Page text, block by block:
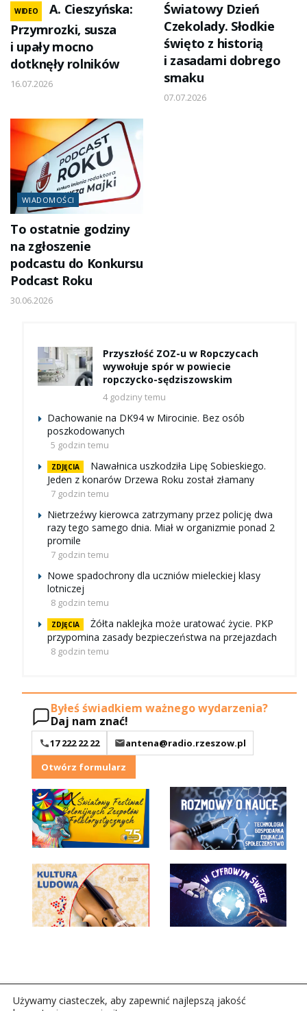
WIDEO
A. Cieszyńska:
Przymrozki, susza
i upały mocno
dotknęły rolników
16.07.2026
Światowy Dzień
Czekolady. Słodkie
święto z historią
i zasadami dobrego
smaku
07.07.2026
WIADOMOŚCI
To ostatnie godziny
na zgłoszenie
podcastu do Konkursu
Podcast Roku
30.06.2026
Przyszłość ZOZ-u w Ropczycach
wywołuje spór w powiecie
ropczycko-sędziszowskim
4 godziny temu
Dachowanie na DK94 w Mirocinie. Bez osób
poszkodowanych
5 godzin temu
ZDJĘCIA
Nawałnica uszkodziła Lipę Sobieskiego.
Jeden z konarów Drzewa Roku został złamany
7 godzin temu
Nietrzeźwy kierowca zatrzymany przez policję dwa
razy tego samego dnia. Miał w organizmie ponad 2
promile
7 godzin temu
Nowe spadochrony dla uczniów mieleckiej klasy
lotniczej
8 godzin temu
ZDJĘCIA
Żółta naklejka może uratować życie. PKP
przypomina zasady bezpieczeństwa na przejazdach
8 godzin temu
Byłeś świadkiem ważnego wydarzenia?
Daj nam znać!
17 222 22 22
antena@radio.rzeszow.pl
Otwórz formularz
Używamy ciasteczek, aby zapewnić najlepszą jakość